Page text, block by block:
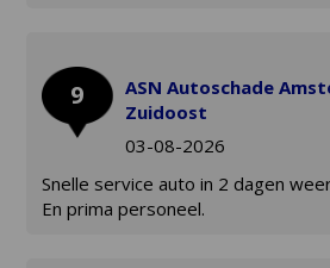
9
ASN Autoschade
Zuidoost
03-08-2026
Snelle service auto in 2 dagen
En prima personeel.